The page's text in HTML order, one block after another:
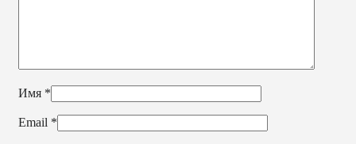
Имя *
Email *